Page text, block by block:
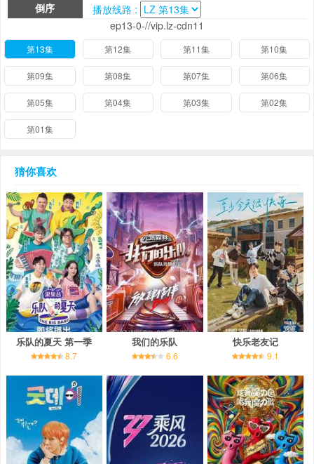
倒序
播放线路 :
ep13-0-//vip.lz-cdn11
第13集 第12集 第11集 第10集
第09集 第08集 第07集 第06集
第05集 第04集 第03集 第02集
第01集
猜你喜欢
乐队的夏天 第一季
8.7
我们的乐队
6.6
快乐老友记
9.1